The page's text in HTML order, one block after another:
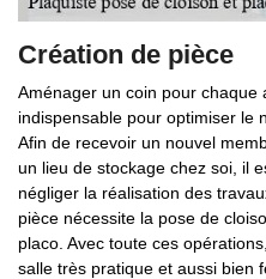
Création de pièce
Aménager un coin pour chaque
indispensable pour optimiser le
Afin de recevoir un nouvel
un lieu de stockage chez soi, il
négliger la réalisation des
pièce nécessite la pose de
placo. Avec toute ces
salle très pratique et aussi bien